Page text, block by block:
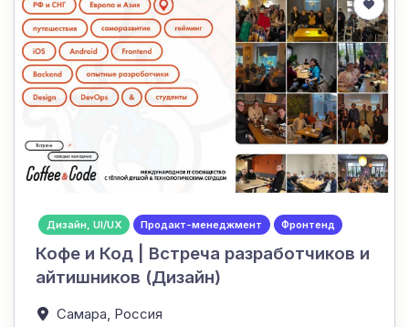
Дизайн, UI/UX Продакт-менеджмент Фронтенд
Кофе и Код | Встреча разработчиков и
айтишников (Дизайн)
Самара, Россия